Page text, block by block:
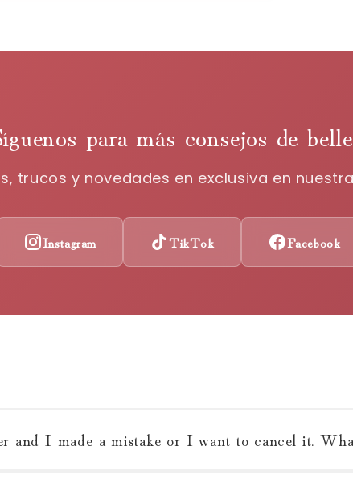
para más consejos de
trucos y novedades en exclusiva en
Instagram TikTok Facebook
and I made a mistake or I want to cancel it.